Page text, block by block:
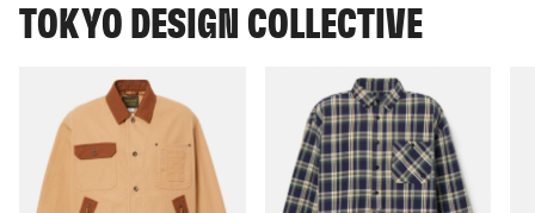
TOKYO DESIGN COLLECTIVE